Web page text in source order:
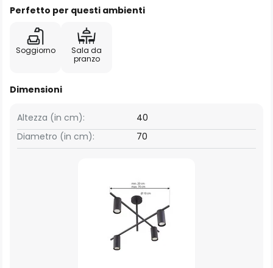
Perfetto per questi ambienti
Soggiorno
Sala da
pranzo
Dimensioni
Altezza (in cm):
40
Diametro (in cm):
70